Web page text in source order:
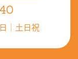
｜土日祝